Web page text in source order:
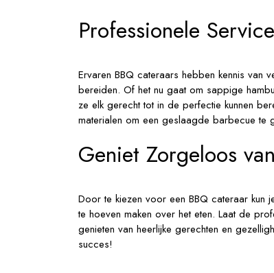
Professionele
Ervaren BBQ cateraars hebben kennis van
bereiden. Of het nu gaat om sappige
ze elk gerecht tot in de perfectie kunnen
materialen om een geslaagde barbecue te
Geniet Zorgeloos
Door te kiezen voor een BBQ cateraar
te hoeven maken over het eten. Laat de
genieten van heerlijke gerechten en
succes!